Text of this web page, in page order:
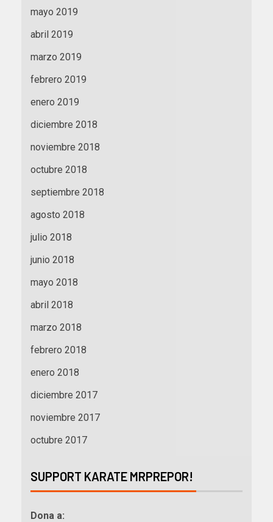
mayo 2019
abril 2019
marzo 2019
febrero 2019
enero 2019
diciembre 2018
noviembre 2018
octubre 2018
septiembre 2018
agosto 2018
julio 2018
junio 2018
mayo 2018
abril 2018
marzo 2018
febrero 2018
enero 2018
diciembre 2017
noviembre 2017
octubre 2017
SUPPORT KARATE MRPREPOR!
Dona a: